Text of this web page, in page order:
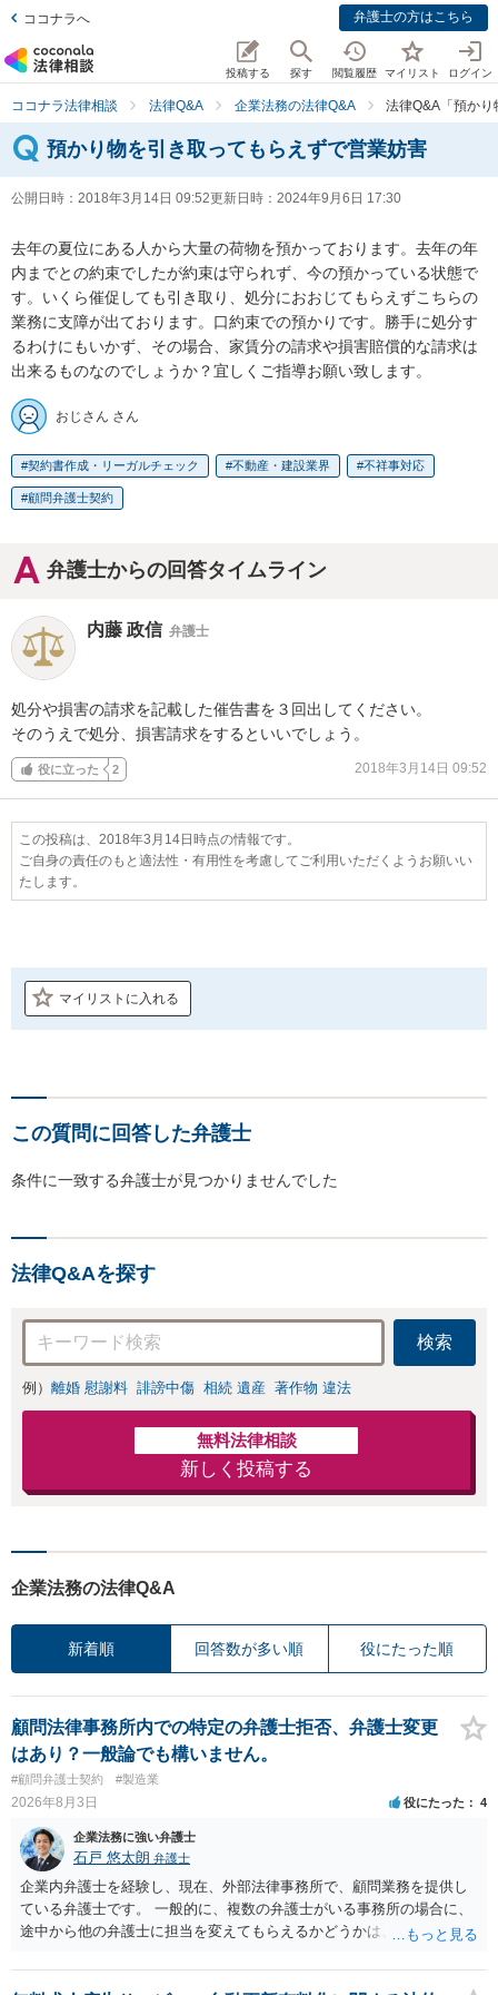
ココナラへ 弁護士の方はこちら
投稿する 探す 閲覧履歴 マイリスト ログイン
ココナラ法律相談 法律Q&A 企業法務の法律Q&A 法律Q&A「預か
預かり物を引き取ってもらえずで営業妨害
公開日時： 2018年3月14日 09:52更新日時： 2024年9月6日 17:30
去年の夏位にある人から大量の荷物を預かっております。去年の年
内までとの約束でしたが約束は守られず、今の預かっている状態で
す。いくら催促しても引き取り、処分におおじてもらえずこちらの
業務に支障が出ております。口約束での預かりです。勝手に処分す
るわけにもいかず、その場合、家賃分の請求や損害賠償的な請求は
出来るものなのでしょうか？宜しくご指導お願い致します。
おじさん さん
契約書作成・リーガルチェック 不動産・建設業界 不祥事対応
顧問弁護士契約
弁護士からの回答タイムライン
内藤 政信 弁護士
処分や損害の請求を記載した催告書を３回出してください。
そのうえで処分、損害請求をするといいでしょう。
役に立った 2 2018年3月14日 09:52
この投稿は、2018年3月14日時点の情報です。
ご自身の責任のもと適法性・有用性を考慮してご利用いただくようお願いい
たします。
マイリストに入れる
この質問に回答した弁護士
条件に一致する弁護士が見つかりませんでした
法律Q&Aを探す
検索
例） 離婚 慰謝料 誹謗中傷 相続 遺産 著作物 違法
無料法律相談
新しく投稿する
企業法務の法律Q&A
新着順 回答数が多い順 役にたった順
顧問法律事務所内での特定の弁護士拒否、弁護士変更
はあり？一般論でも構いません。
#顧問弁護士契約 #製造業
2026年8月3日 役にたった 4
企業法務に強い弁護士
石戸 悠太朗 弁護士
企業内弁護士を経験し、現在、外部法律事務所で、顧問業務を提供し
ている弁護士です。 一般的に、複数の弁護士がいる事務所の場合に、
途中から他の弁護士に担当を変えてもらえるかどうかは、当該事務所
が不満を抱いている弁護士を担当にすることは望ましくないため、別